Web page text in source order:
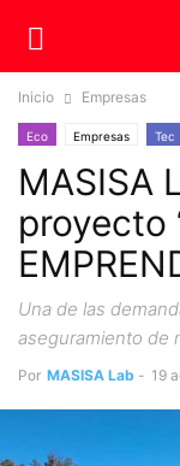
Inicio Empresas
Eco Empresas Tec
MASISA
proyecto
Una de las
aseguramiento de
Por MASISA Lab - 19